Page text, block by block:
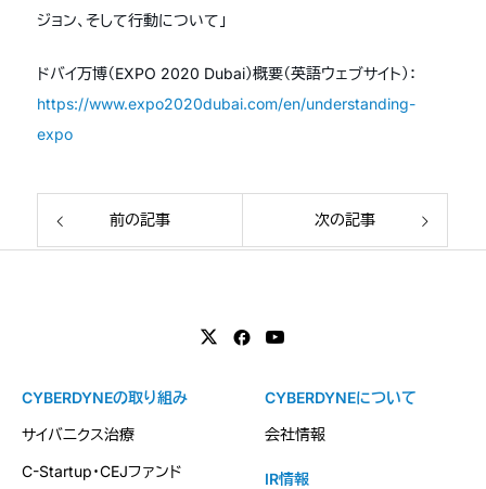
ジョン、そして行動について」
ドバイ万博（EXPO 2020 Dubai）概要（英語ウェブサイト）：
https://www.expo2020dubai.com/en/understanding-
expo
前の記事 次の記事
CYBERDYNEの取り組み
サイバニクス治療
C-Startup・CEJファンド
CYBERDYNEについて
会社情報
IR情報